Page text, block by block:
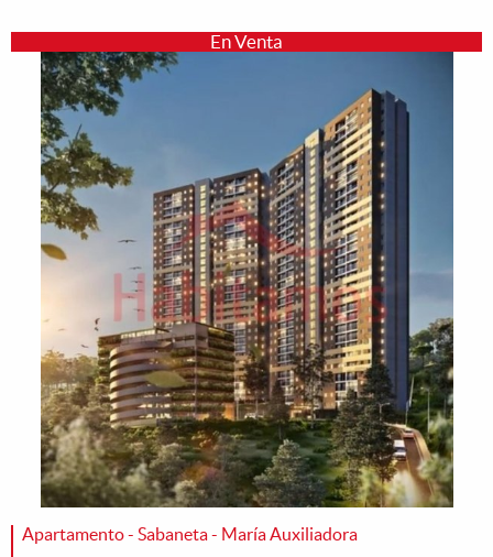
En Venta
Apartamento - Sabaneta - María Auxiliadora